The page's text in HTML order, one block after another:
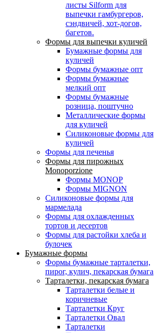
листы Silform для
выпечки гамбургеров,
сэндвичей, хот-догов,
багетов.
Формы для выпечки куличей
Бумажные формы для
куличей
Формы бумажные опт
Формы бумажные
мелкий опт
Формы бумажные
розница, поштучно
Металлические формы
для куличей
Силиконовые формы для
куличей
Формы для печенья
Формы для пирожных
Monoporzione
Формы MONOP
Формы MIGNON
Силиконовые формы для
мармелада
Формы для oхлажденных
тортов и десертов
Формы для растойки хлеба и
булочек
Бумажные формы
Формы бумажные тарталетки,
пирог, кулич, пекарская бумага
Тарталетки, пекарская бумага
Тарталетки белые и
коричневые
Тарталетки Круг
Тарталетки Овал
Тарталетки